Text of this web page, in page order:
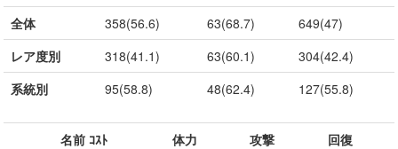
全体
358(56.6) 63(68.7)
649(47)
レア度別
318(41.1) 63(60.1)
304(42.4)
系統別
95(58.8) 48(62.4) 127(55.8)
名前 ｺｽﾄ 体力 攻撃
回復